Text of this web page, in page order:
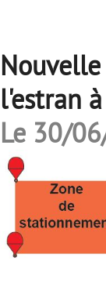
l'estran
Le 30/